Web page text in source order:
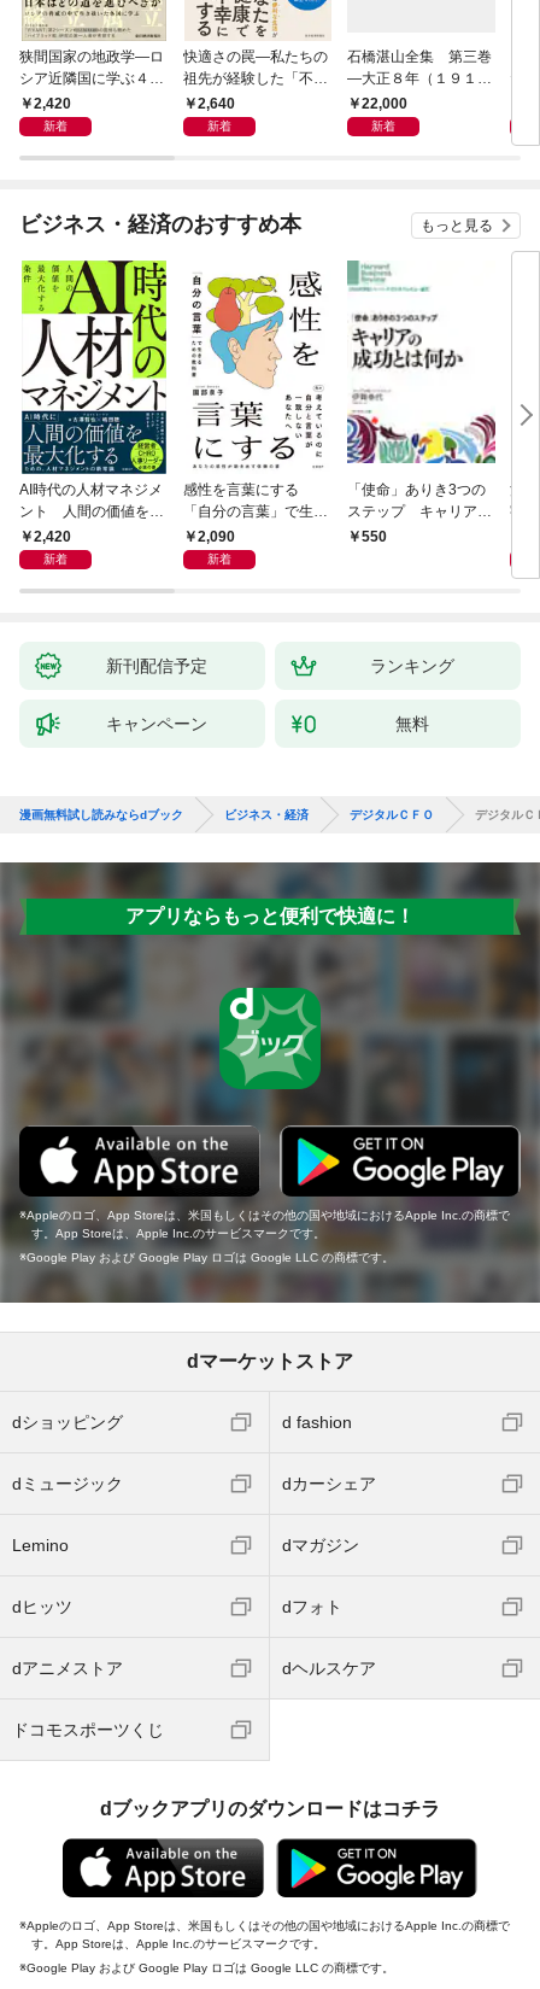
狭間国家の地政学―ロ
シア近隣国に学ぶ４つ
の生き残り戦略
2,420
新着
快適さの罠―私たちの
祖先が経験した「不快
さ」が人生を充実させ
る
2,640
新着
石橋湛山全集 第三巻
―大正８年（１９１
９）－大正９年（１９
２０）
22,000
新着
だ
ビジネス・経済のおすすめ本 もっと見る
AI時代の人材マネジメ
ント 人間の価値を最
大化する条件
2,420
新着
感性を言葉にする
「自分の言葉」で生き
るための教科書
2,090
新着
「使命」ありき3つの
ステップ キャリアの
成功とは何か
550
決
字
「
ト」
新刊配信予定 ランキング
キャンペーン 無料
漫画無料試し読みならdブック ビジネス・経済 デジタルＣＦＯ デジタルＣ
アプリならもっと便利で快適に！
Appleのロゴ、App Storeは、米国もしくはその他の国や地域におけるApple Inc.の商標で
す。App Storeは、Apple Inc.のサービスマークです。
Google Play および Google Play ロゴは Google LLC の商標です。
dマーケットストア
dショッピング d fashion
dミュージック dカーシェア
Lemino dマガジン
dヒッツ dフォト
dアニメストア dヘルスケア
ドコモスポーツくじ
dブックアプリのダウンロードはコチラ
Appleのロゴ、App Storeは、米国もしくはその他の国や地域におけるApple Inc.の商標で
す。App Storeは、Apple Inc.のサービスマークです。
Google Play および Google Play ロゴは Google LLC の商標です。